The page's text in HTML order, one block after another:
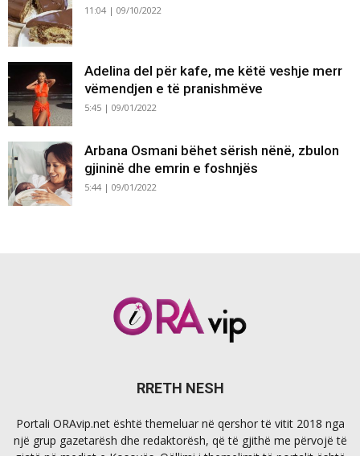
11:04 | 09/10/2022
Adelina del për kafe, me këtë veshje merr
vëmendjen e të pranishmëve
5:45 | 09/01/2022
Arbana Osmani bëhet sërish nënë, zbulon
gjininë dhe emrin e foshnjës
5:44 | 09/01/2022
RRETH NESH
Portali ORAvip.net është themeluar në qershor të vitit 2018 nga
një grup gazetarësh dhe redaktorësh, që të gjithë me përvojë të